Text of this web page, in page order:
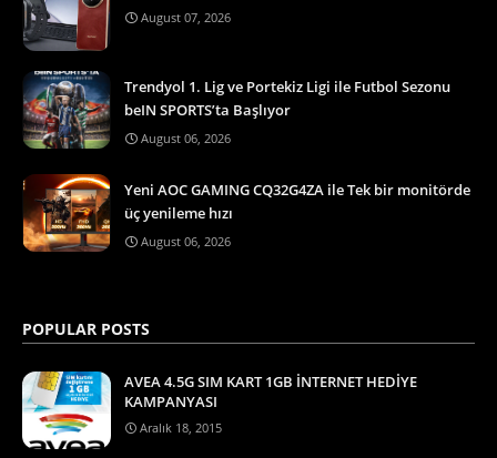
August 07, 2026
Trendyol 1. Lig ve Portekiz Ligi ile Futbol Sezonu
beIN SPORTS’ta Başlıyor
August 06, 2026
Yeni AOC GAMING CQ32G4ZA ile Tek bir monitörde
üç yenileme hızı
August 06, 2026
POPULAR POSTS
AVEA 4.5G SIM KART 1GB İNTERNET HEDİYE
KAMPANYASI
Aralık 18, 2015